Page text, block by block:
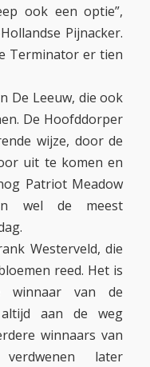
ook een optie”,
Pijnacker.
Terminator er tien
De Leeuw, die ook
De Hoofddorper
wijze, door de
uit te komen en
Patriot Meadow
wel de meest
Westerveld, die
reed. Het is
winnaar van de
aan de weg
winnaars van
verdwenen later